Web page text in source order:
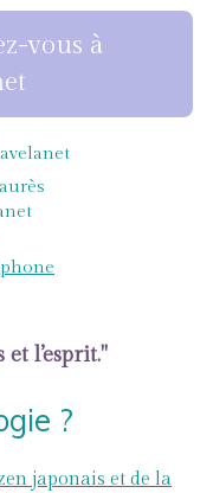
vous à
et l’esprit."
?
japonais et de la